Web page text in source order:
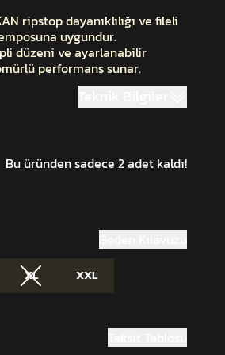
ripstop dayanıklılığı ve fileli
uygundur.
düzeni ve ayarlanabilir
performans sunar.
Bu üründen sadece 2 adet kaldı!
XL XXL